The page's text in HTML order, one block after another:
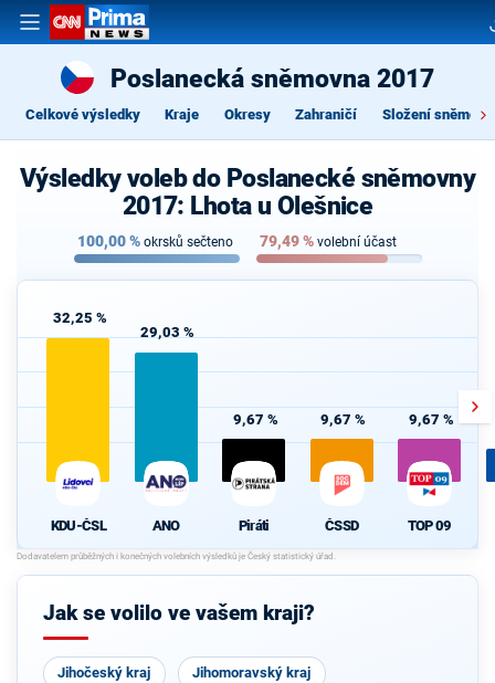
Poslanecká sněmovna 2017
Celkové výsledky Kraje Okresy Zahraničí Složení
Výsledky voleb do Poslanecké sněmovny
2017: Lhota u Olešnice
100,00% okrsků sečteno 79,49% volební účast
32,25 %
KDU-ČSL
29,03 %
ANO
9,67 %
Piráti
9,67 %
ČSSD
9,67 %
TOP 09
Jak se volilo ve vašem kraji?
Jihočeský kraj Jihomoravský kraj